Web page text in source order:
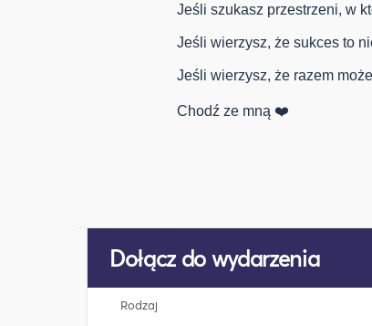
Jeśli szukasz przestrzeni, w
Jeśli wierzysz, że sukces to
Jeśli wierzysz, że razem
Chodź ze mną ❤️
Dołącz do wydarzenia
Rodzaj